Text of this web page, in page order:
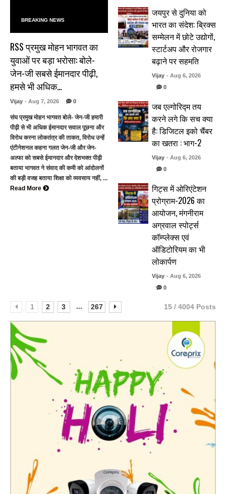
BREAKING NEWS
RSS प्रमुख मोहन भागवत का
युवाओं पर बड़ा भरोसा: बोले-
जेन-जी सबसे ईमानदार पीढ़ी,
हमसे भी अधिक…
Vijay - Aug 7, 2026 0
संघ प्रमुख मोहन भागवत बोले- जेन-जी हमारी
पीढ़ी से भी अधिक ईमानदार सवाल पूछना और
विरोध करना लोकतंत्र की ताकत, विरोध उन्हें
एंटीनेशनल कहना गलत जेन-जी और जेन-
अल्फा को सबसे ईमानदार और देशभक्त पीढ़ी
बताया भागवत ने संवाद की कमी को आंदोलनों
की बड़ी वजह बताया शिक्षा को व्यवसाय नहीं, ...
Read More
जयपुर से दुनिया को
भारत का संदेश: ब्रिक्स
सम्मेलन में छोटे उद्योगों,
स्टार्टअप और रोजगार
बढ़ाने पर सहमति
Vijay - Aug 6, 2026
0
जब एल्गोरिद्म तय
करने लगे कि सच क्या
है: डिजिटल इको चैंबर
का खतरा : भाग-2
Vijay - Aug 6, 2026
0
गिट्स में ओरिएंटेशन
प्रोग्राम-2026 का
आयोजन, मंगनीराम
अग्रवाल स्पोर्ट्स
कॉम्प्लेक्स एवं
ऑडिटोरियम का भी
लोकार्पण
Vijay - Aug 6, 2026
0
1 2 3 ... 267 15 / 4004 Posts